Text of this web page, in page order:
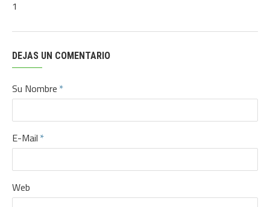
1
DEJAS UN COMENTARIO
Su Nombre
E-Mail
Web